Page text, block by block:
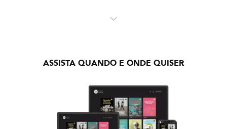
ASSISTA QUANDO E ONDE QUISER